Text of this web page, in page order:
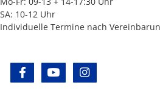
SA: 10-12 Uhr
Individuelle Termine nach
facebookyoutube